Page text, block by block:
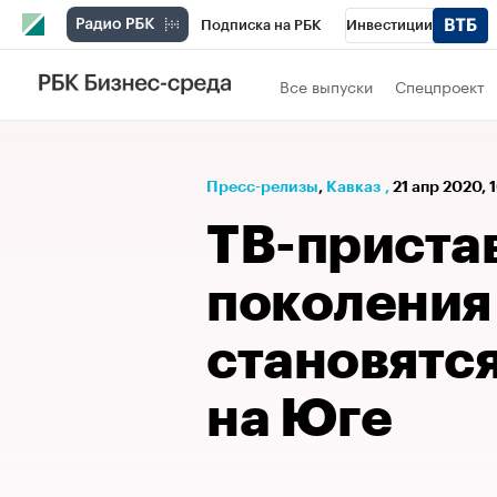
Подписка на РБК Инвестиции
РБК Вино
Проверка контрагентов
Все выпуски Спецпроект
Пресс-релизы⁠, Кавказ , 21 апр 2020,
ТВ-
на Юге